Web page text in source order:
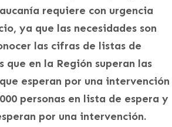
requiere con urgencia
ya que las necesidades son
las cifras de listas de
en la Región superan las
esperan por una intervención
personas en lista de espera y
por una intervención.